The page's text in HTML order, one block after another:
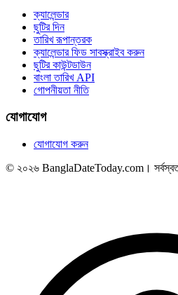
ক্যালেন্ডার
ছুটির দিন
তারিখ রূপান্তরক
ক্যালেন্ডার ফিড সাবস্ক্রাইব করুন
ছুটির কাউন্টডাউন
বাংলা তারিখ API
গোপনীয়তা নীতি
যোগাযোগ
যোগাযোগ করুন
© ২০২৬ BanglaDateToday.com।